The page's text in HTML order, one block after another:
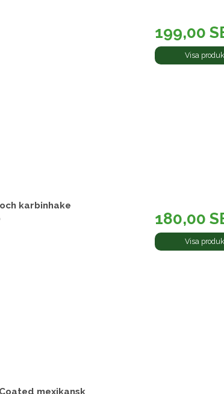
199,00
Visa
karbinhake
180,00
Visa
mexikansk